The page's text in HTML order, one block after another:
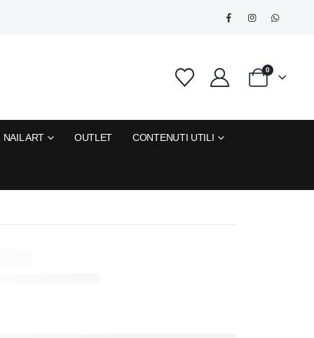
0
NAIL ART OUTLET CONTENUTI UTILI